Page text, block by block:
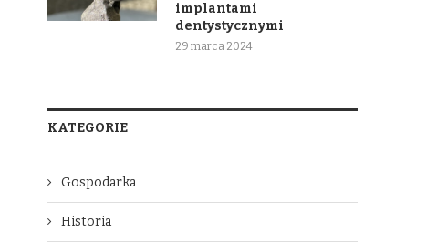
implantami
dentystycznymi
29 marca 2024
KATEGORIE
Gospodarka
Historia